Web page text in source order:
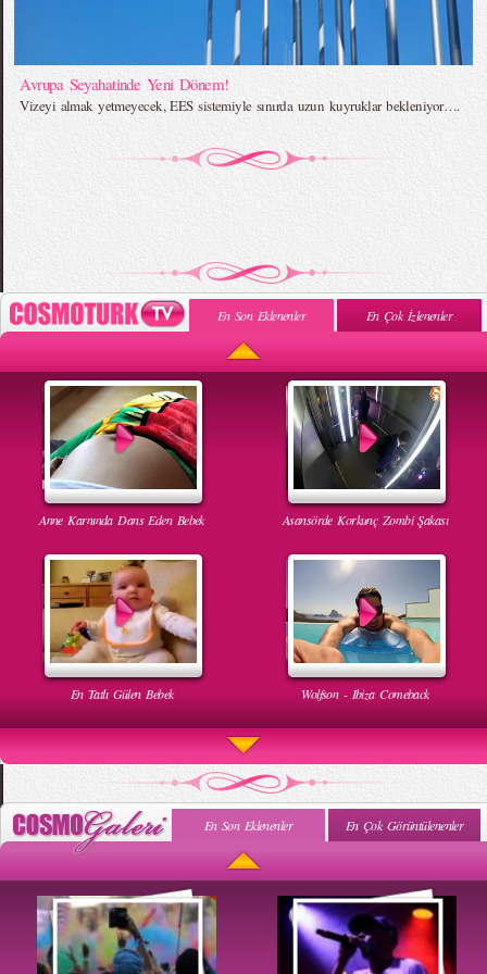
Avrupa Seyahatinde Yeni Dönem!
Vizeyi almak yetmeyecek, EES sistemiyle sınırda uzun kuyruklar bekleniyor….
En Son Eklenenler En Çok İzlenenler
Anne Karnında Dans Eden Bebek Asansörde Korkunç Zombi Şakası
En Tatlı Gülen Bebek Wolfson - Ibiza Comeback
Uyuyan Bebeğe Gangnam Dinletilirse Ne Olur
En Son Eklenenler En Çok Görüntülenenler